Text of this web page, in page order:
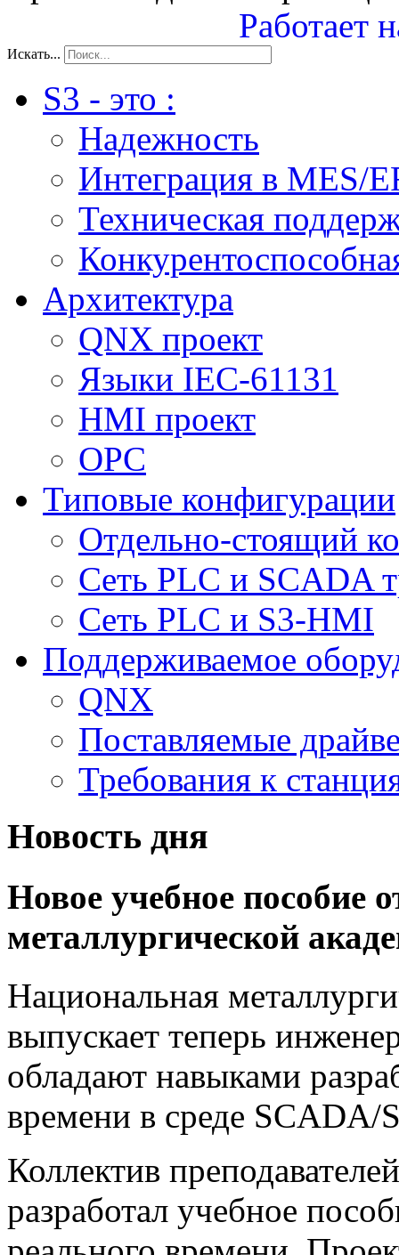
Работает
Искать...
S3 - это :
Надежность
Интеграция в MES/
Техническая
Архитектура
QNX проект
Языки IEC-61131
HMI проект
ОPC
Типовые конфигурации
Отдельно-стоящий
Сеть PLC и SCADA
Сеть PLC и S3-HMI
Поддерживаемое
QNX
Поставляемые
Требования к
Новость дня
Новое учебное пособие
металлургической
Национальная
выпускает теперь
обладают навыками
времени в среде
Коллектив
разработал учебное